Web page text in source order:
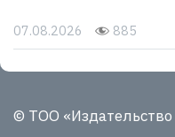
07.08.2026 885
© ТОО